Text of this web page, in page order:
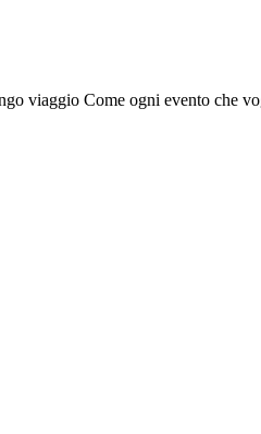
viaggio Come ogni evento che